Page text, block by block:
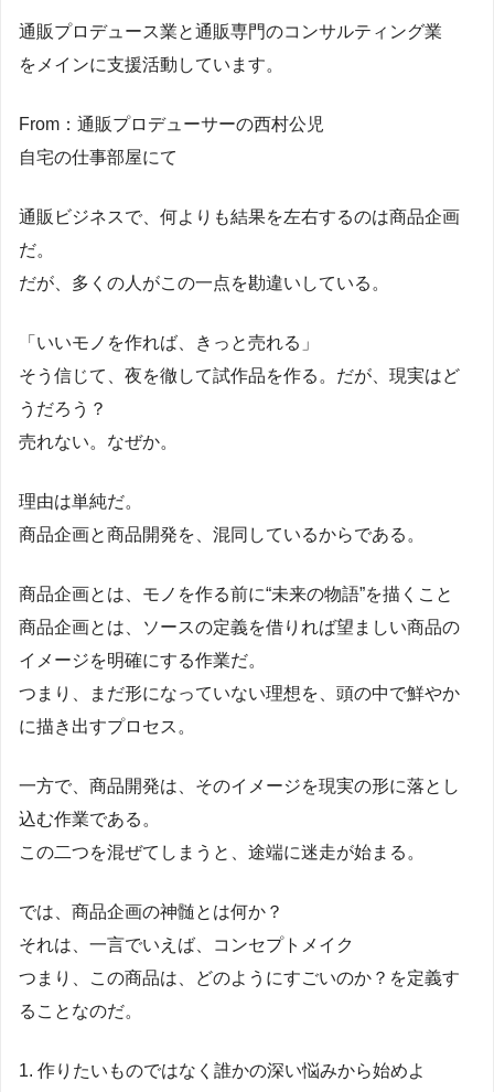
通販プロデュース業と通販専門のコンサルティング業
をメインに支援活動しています。
From：通販プロデューサーの西村公児
自宅の仕事部屋にて
通販ビジネスで、何よりも結果を左右するのは商品企画
だ。
だが、多くの人がこの一点を勘違いしている。
「いいモノを作れば、きっと売れる」
そう信じて、夜を徹して試作品を作る。だが、現実はど
うだろう？
売れない。なぜか。
理由は単純だ。
商品企画と商品開発を、混同しているからである。
商品企画とは、モノを作る前に“未来の物語”を描くこと
商品企画とは、ソースの定義を借りれば望ましい商品の
イメージを明確にする作業だ。
つまり、まだ形になっていない理想を、頭の中で鮮やか
に描き出すプロセス。
一方で、商品開発は、そのイメージを現実の形に落とし
込む作業である。
この二つを混ぜてしまうと、途端に迷走が始まる。
では、商品企画の神髄とは何か？
それは、一言でいえば、コンセプトメイク
つまり、この商品は、どのようにすごいのか？を定義す
ることなのだ。
1. 作りたいものではなく誰かの深い悩みから始めよ